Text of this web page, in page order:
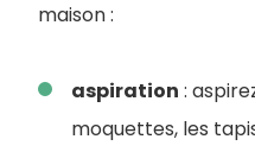
maison :
aspiration :
moquettes, les